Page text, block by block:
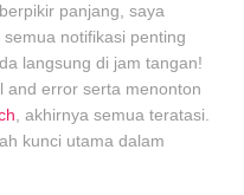
panjang, saya
notifikasi penting
langsung di jam tangan!
and error serta menonton
, akhirnya semua teratasi.
kunci utama dalam